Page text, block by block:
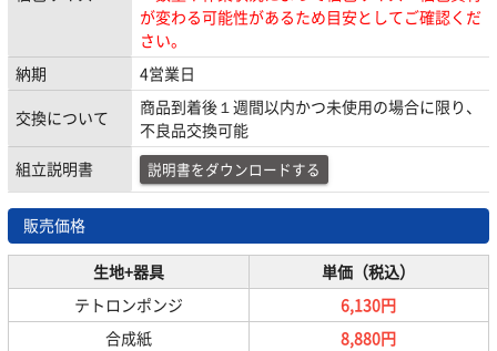
が変わる可能性があるため目安としてご確認くだ
さい。
納期
4営業日
交換について
商品到着後１週間以内かつ未使用の場合に限り、
不良品交換可能
組立説明書
説明書をダウンロードする
販売価格
生地+器具
単価（税込）
テトロンポンジ
6,130円
合成紙
8,880円